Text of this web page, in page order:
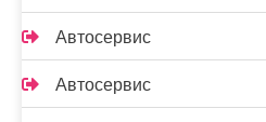
Автосервис
Автосервис